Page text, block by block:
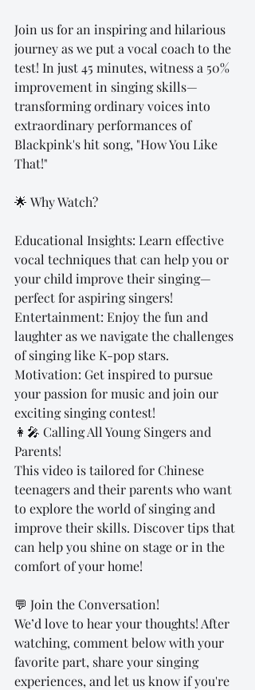
Join us for an inspiring and hilarious
journey as we put a vocal coach to the
test! In just 45 minutes, witness a 50%
improvement in singing skills—
transforming ordinary voices into
extraordinary performances of
Blackpink's hit song, "How You Like
That!"
🌟 Why Watch?
Educational Insights: Learn effective
vocal techniques that can help you or
your child improve their singing—
perfect for aspiring singers!
Entertainment: Enjoy the fun and
laughter as we navigate the challenges
of singing like K-pop stars.
Motivation: Get inspired to pursue
your passion for music and join our
exciting singing contest!
👩‍🎤 Calling All Young Singers and
Parents!
This video is tailored for Chinese
teenagers and their parents who want
to explore the world of singing and
improve their skills. Discover tips that
can help you shine on stage or in the
comfort of your home!
💬 Join the Conversation!
We’d love to hear your thoughts! After
watching, comment below with your
favorite part, share your singing
experiences, and let us know if you're